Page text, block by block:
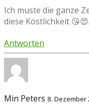
Ich muste die ganze
diese Köstlichkeit
Antworten
Min Peters 8. Dezember